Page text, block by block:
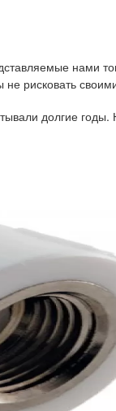
нами
рисковать
долгие